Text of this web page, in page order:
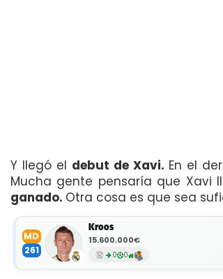
Y llegó el debut de Xavi. En el
Mucha gente pensaría que Xavi
ganado. Otra cosa es que sea
MD
261
Kroos
15.600.000€
0 0